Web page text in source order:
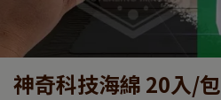
神奇科技海綿 20入/包